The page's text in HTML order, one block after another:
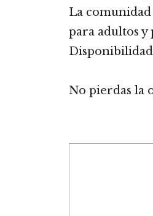
La
para adultos y
No pierdas la